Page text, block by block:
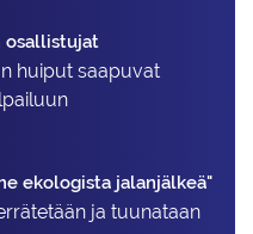
osallistujat
huiput saapuvat
ekologista jalanjälkeä"
ja tuunataan